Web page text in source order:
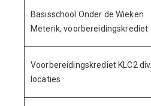
Basisschool Onder de Wieken
Meterik, voorbereidingskrediet
Voorbereidingskrediet KLC2 div.
locaties